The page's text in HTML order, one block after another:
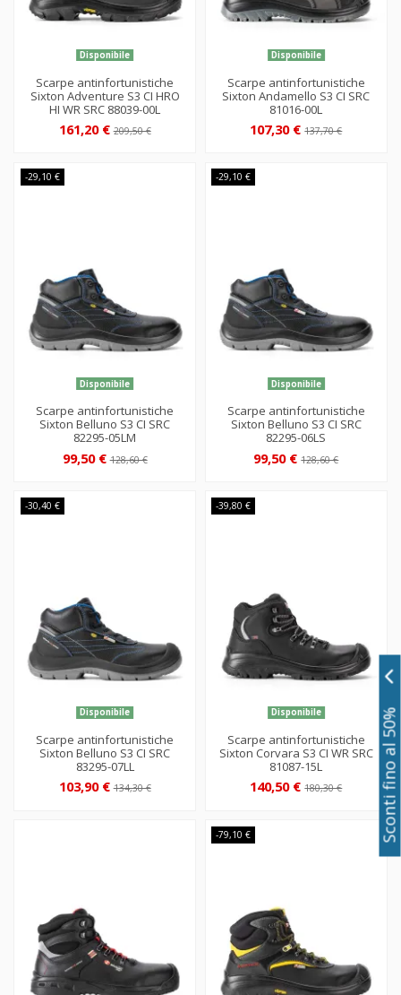
Disponibile
Scarpe antinfortunistiche
Sixton Adventure S3 CI HRO
HI WR SRC 88039-00L
161,20 €209,50 €
Disponibile
Scarpe antinfortunistiche
Sixton Andamello S3 CI SRC
81016-00L
107,30 €137,70 €
-29,10 €
Disponibile
Scarpe antinfortunistiche
Sixton Belluno S3 CI SRC
82295-05LM
99,50 €128,60 €
-29,10 €
Disponibile
Scarpe antinfortunistiche
Sixton Belluno S3 CI SRC
82295-06LS
99,50 €128,60 €
-30,40 €
Disponibile
Scarpe antinfortunistiche
Sixton Belluno S3 CI SRC
83295-07LL
103,90 €134,30 €
-39,80 €
Disponibile
Scarpe antinfortunistiche
Sixton Corvara S3 CI WR SRC
81087-15L
140,50 €180,30 €
-79,10 € Sconti fino al 50%